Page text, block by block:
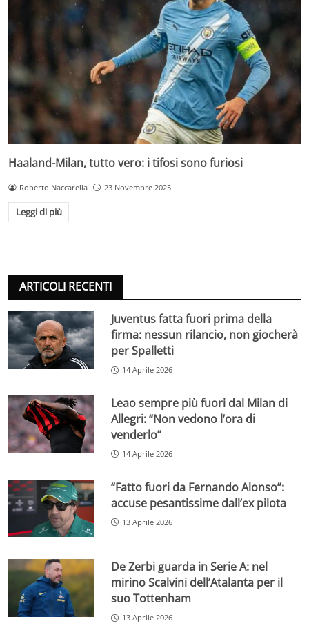
Haaland-Milan, tutto vero: i tifosi sono furiosi
Roberto Naccarella 23 Novembre 2025
Leggi di più
ARTICOLI RECENTI
Juventus fatta fuori prima della
firma: nessun rilancio, non giocherà
per Spalletti
14 Aprile 2026
Leao sempre più fuori dal Milan di
Allegri: “Non vedono l’ora di
venderlo”
14 Aprile 2026
“Fatto fuori da Fernando Alonso”:
accuse pesantissime dall’ex pilota
13 Aprile 2026
De Zerbi guarda in Serie A: nel
mirino Scalvini dell’Atalanta per il
suo Tottenham
13 Aprile 2026